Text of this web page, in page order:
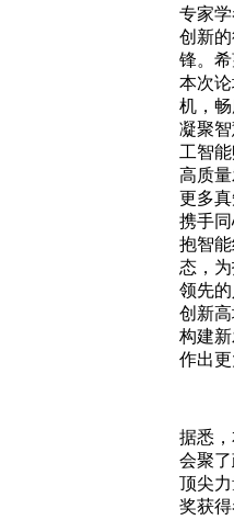
专家
创新
锋。
本次
机，畅
凝聚智
工智
高质
更多真
携手
抱智
态，
领先
创新
构建
作出更
据悉
会聚
顶尖
奖获